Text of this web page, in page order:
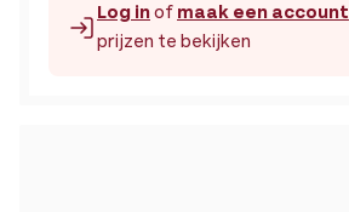
Log inof maak een account
prijzen te bekijken